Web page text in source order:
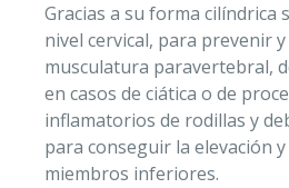
Gracias a su forma cilíndrica
nivel cervical, para prevenir
musculatura paravertebral,
en casos de ciática o de
inflamatorios de rodillas y
para conseguir la elevación
miembros inferiores.